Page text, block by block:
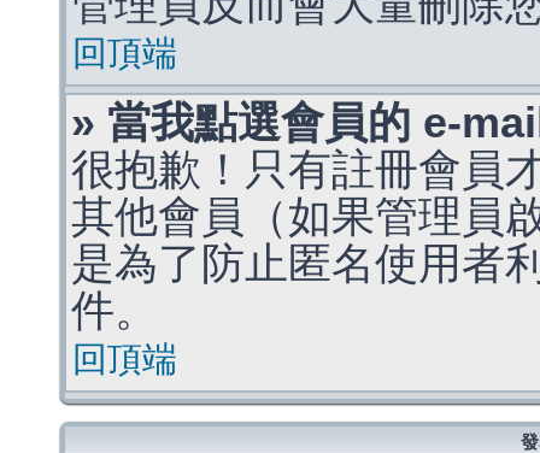
回頂端
» 當我點選會員的 e-
很抱歉！只有註冊會員
其他會員（如果管理員
是為了防止匿名使用者
件。
回頂端